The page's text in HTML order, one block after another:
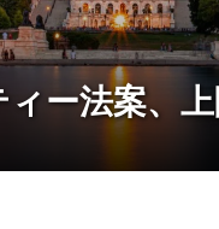
ー法案、